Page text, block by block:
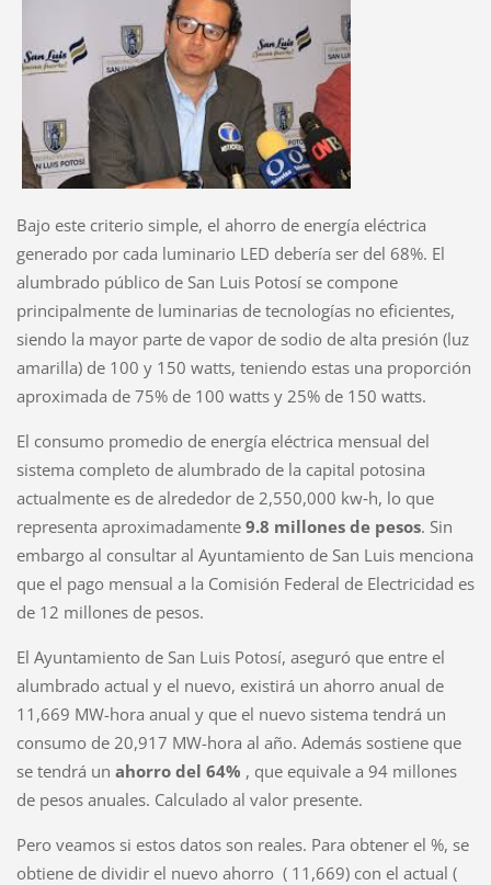
Bajo este criterio simple, el ahorro de energía eléctrica
generado por cada luminario LED debería ser del 68%. El
alumbrado público de San Luis Potosí se compone
principalmente de luminarias de tecnologías no eficientes,
siendo la mayor parte de vapor de sodio de alta presión (luz
amarilla) de 100 y 150 watts, teniendo estas una proporción
aproximada de 75% de 100 watts y 25% de 150 watts.
El consumo promedio de energía eléctrica mensual del
sistema completo de alumbrado de la capital potosina
actualmente es de alrededor de 2,550,000 kw‐h, lo que
representa aproximadamente 9.8 millones de pesos. Sin
embargo al consultar al Ayuntamiento de San Luis menciona
que el pago mensual a la Comisión Federal de Electricidad es
de 12 millones de pesos.
El Ayuntamiento de San Luis Potosí, aseguró que entre el
alumbrado actual y el nuevo, existirá un ahorro anual de
11,669 MW-hora anual y que el nuevo sistema tendrá un
consumo de 20,917 MW-hora al año. Además sostiene que
se tendrá un ahorro del 64% , que equivale a 94 millones
de pesos anuales. Calculado al valor presente.
Pero veamos si estos datos son reales. Para obtener el %, se
obtiene de dividir el nuevo ahorro ( 11,669) con el actual (